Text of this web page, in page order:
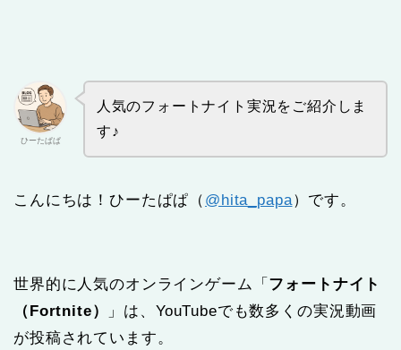
ひーたぱぱ
人気のフォートナイト実況をご紹介しま
す♪
こんにちは！ひーたぱぱ（ @hita_papa）です。
世界的に人気のオンラインゲーム「 フォートナイト
（Fortnite）
」は、YouTubeでも数多くの実況動画
が投稿されています。